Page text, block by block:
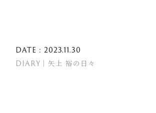
DATE : 2023.11.30
DIARY｜矢上 裕の日々